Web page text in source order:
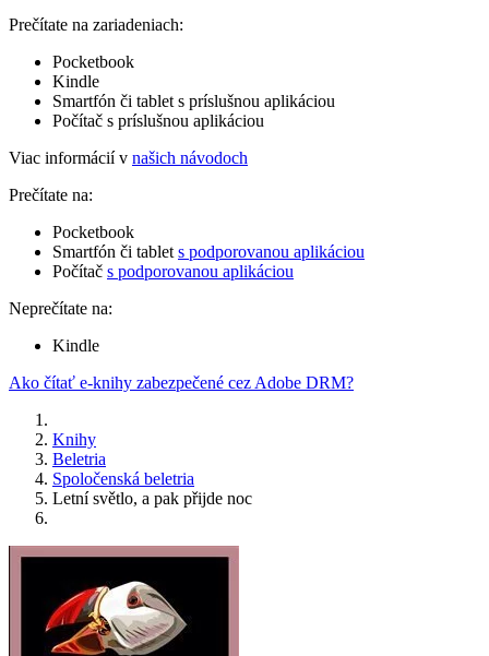
Prečítate na zariadeniach:
Pocketbook
Kindle
Smartfón či tablet s príslušnou aplikáciou
Počítač s príslušnou aplikáciou
Viac informácií v našich návodoch
Prečítate na:
Pocketbook
Smartfón či tablet s podporovanou aplikáciou
Počítač s podporovanou aplikáciou
Neprečítate na:
Kindle
Ako čítať e-knihy zabezpečené cez Adobe DRM?
Knihy
Beletria
Spoločenská beletria
Letní světlo, a pak přijde noc